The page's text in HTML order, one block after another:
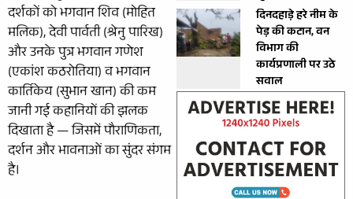
दर्शकों को भगवान शिव (मोहित
मलिक), देवी पार्वती (श्रेनु पारिख)
और उनके पुत्र भगवान गणेश
(एकांश कठरोतिया) व भगवान
कार्तिकेय (सुभान खान) की कम
जानी गई कहानियों की झलक
दिखाता है — जिसमें पौराणिकता,
दर्शन और भावनाओं का सुंदर संगम
है।
दिनदहाड़े हरे नीम के
पेड़ की कटान, वन
विभाग की
कार्यप्रणाली पर उठे
सवाल